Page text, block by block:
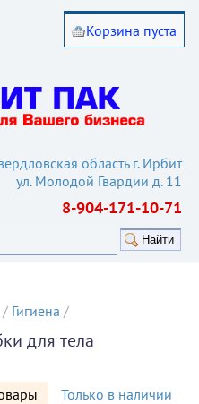
область г. Ирбит
ул. Молодой Гвардии д. 11
8-904-171-10-71
Корзина пуста
Найти
/ Гигиена /
для тела
Только в наличии